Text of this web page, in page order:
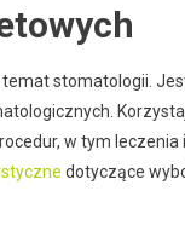
stomatologii.
w tym
dotyczące